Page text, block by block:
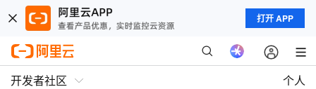
打开 APP
开发者社区 个人